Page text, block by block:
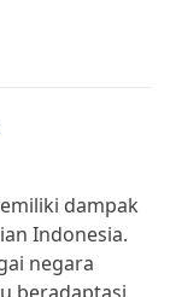
dampak
Indonesia.
negara